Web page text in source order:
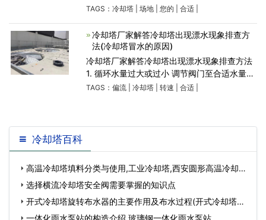
塔。或提供您的场地，我们可到现场看，也可
案等过来。 其次是场地
TAGS： 冷却塔| 场地| 您的 合适|
冷却塔厂家解答冷却塔出现漂水现象排查方
法(冷却塔冒水的原因)
冷却塔厂家解答冷却塔出现漂水现象排查方法
1. 循环水量过大或过小 调节阀门至合适水量或
更换容量匹配的冷却塔 2. 通风量过大 降低风
TAGS： 偏流| 冷却塔| 转速 合适|
冷却塔百科
高温冷却塔填料分类与使用,工业冷却塔,西安圆形高温冷却塔
填料价格…
选择横流冷却塔安全阀需要掌握的知识点
开式冷却塔旋转布水器的主要作用及布水过程(开式冷却塔工